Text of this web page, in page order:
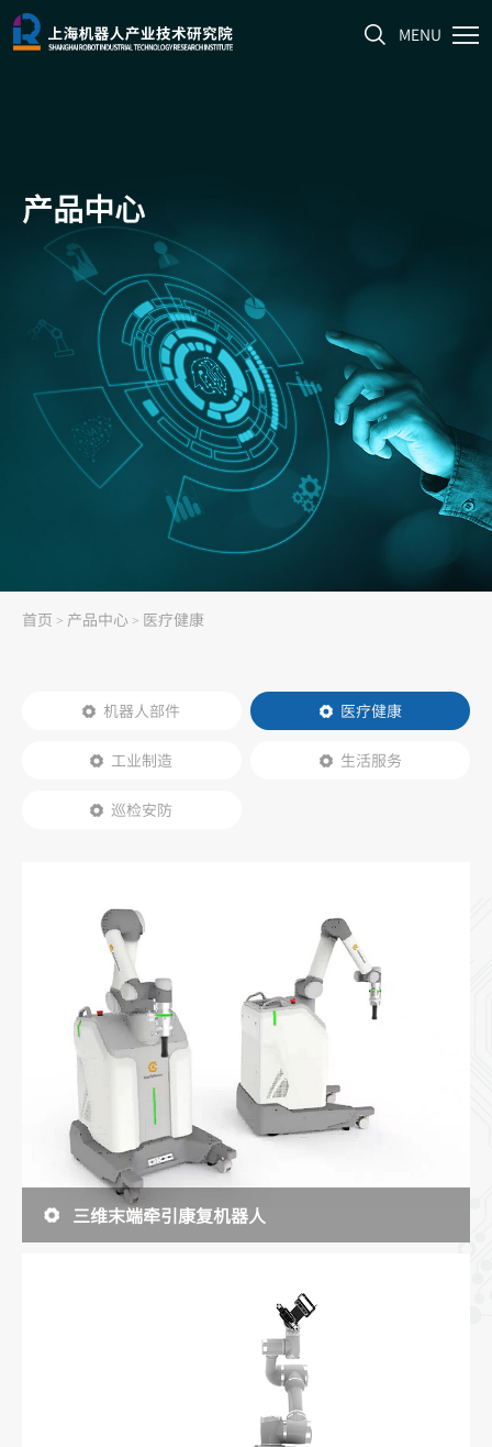
MENU
产品中心
首页 > 产品中心 > 医疗健康
机器人部件 医疗健康
工业制造 生活服务
巡检安防
三维末端牵引康复机器人